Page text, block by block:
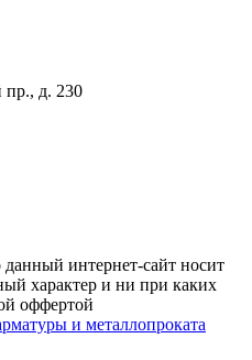
пр., д. 230
интернет-сайт носит
характер и ни при каких
оффертой
и металлопроката